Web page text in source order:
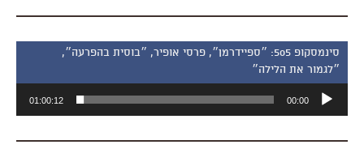
סינמסקופ 505: ״ספיידרמן״, פרסי אופיר, ״בוסית בהפרעה״,
״לגמור את הלילה״
אודיו
00:00
01:00:12